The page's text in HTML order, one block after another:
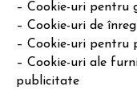
– Cookie-uri pentru
– Cookie-uri de
– Cookie-uri pentru
– Cookie-uri ale
publicitate